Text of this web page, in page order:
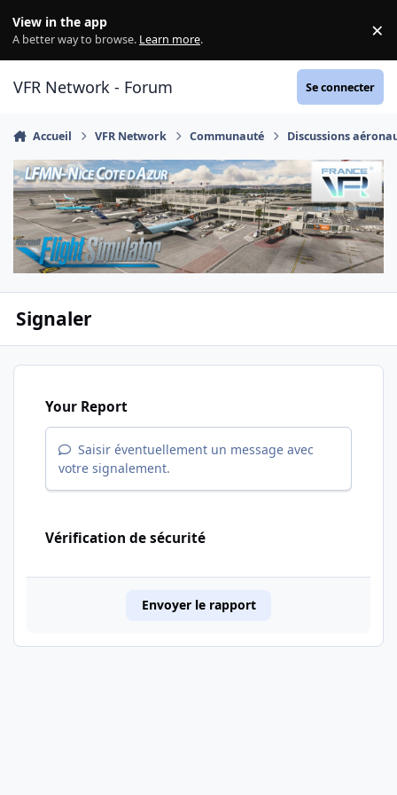
View in the app
A better way to browse. Learn more. ×
VFR Network - Forum Se connecter
Accueil VFR Network Communauté Discussions
Signaler
Your Report
Saisir éventuellement un message avec
votre signalement.
Vérification de sécurité
Envoyer le rapport